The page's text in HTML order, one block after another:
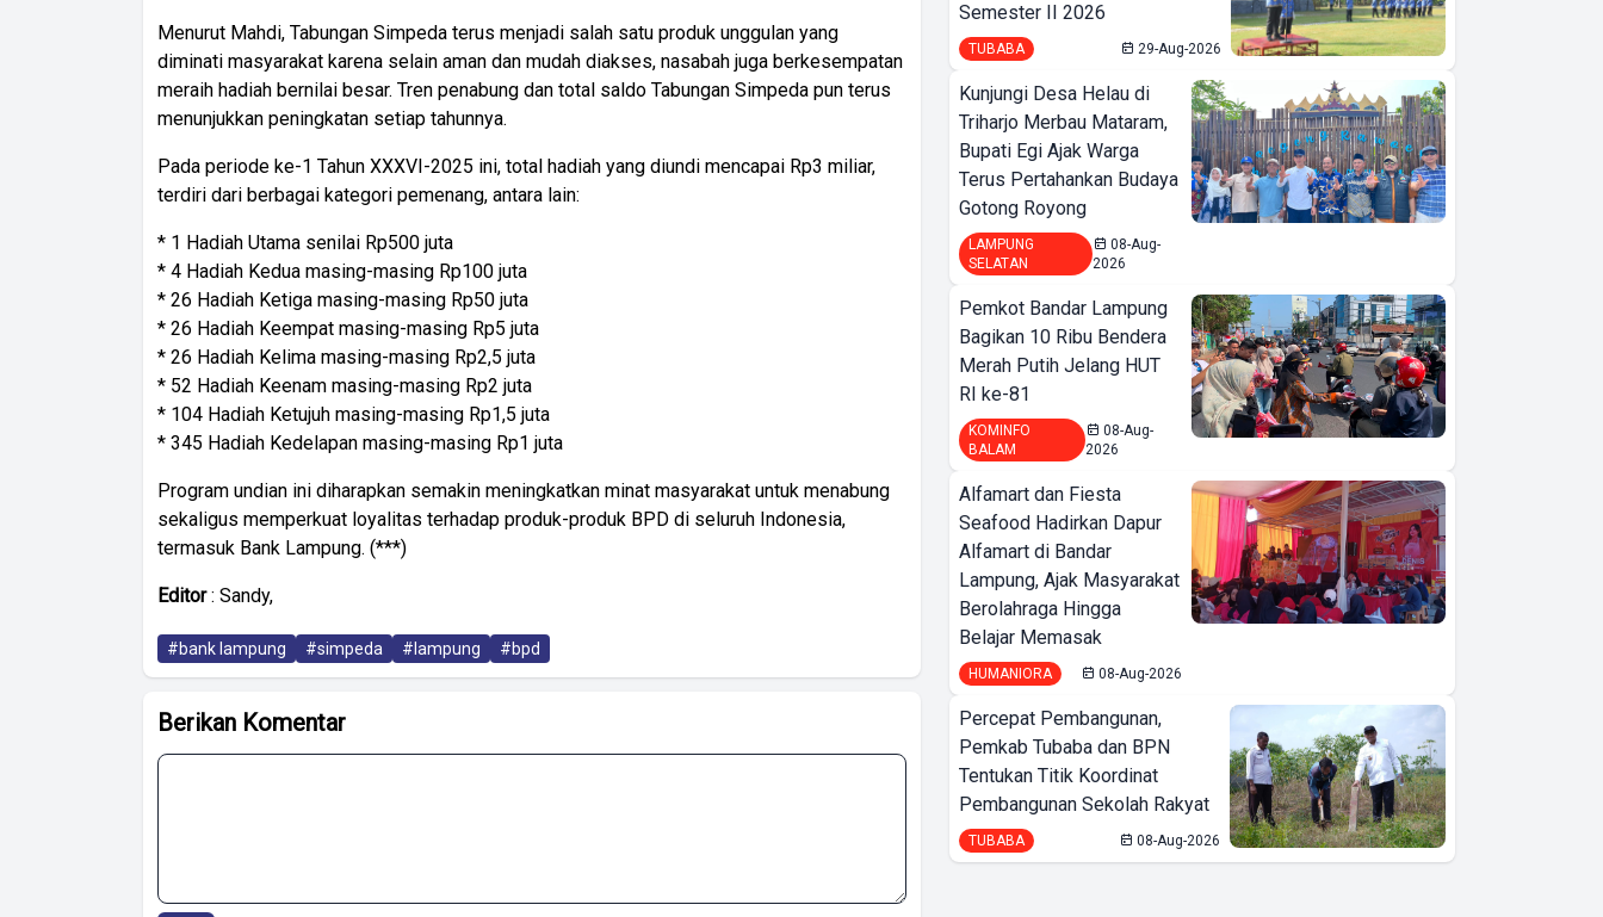
Menurut Mahdi, Tabungan Simpeda terus menjadi salah satu produk unggulan yang
diminati masyarakat karena selain aman dan mudah diakses, nasabah juga berkesempatan
meraih hadiah bernilai besar. Tren penabung dan total saldo Tabungan Simpeda pun terus
menunjukkan peningkatan setiap tahunnya.
Pada periode ke-1 Tahun XXXVI-2025 ini, total hadiah yang diundi mencapai Rp3 miliar,
terdiri dari berbagai kategori pemenang, antara lain:
* 1 Hadiah Utama senilai Rp500 juta
* 4 Hadiah Kedua masing-masing Rp100 juta
* 26 Hadiah Ketiga masing-masing Rp50 juta
* 26 Hadiah Keempat masing-masing Rp5 juta
* 26 Hadiah Kelima masing-masing Rp2,5 juta
* 52 Hadiah Keenam masing-masing Rp2 juta
* 104 Hadiah Ketujuh masing-masing Rp1,5 juta
* 345 Hadiah Kedelapan masing-masing Rp1 juta
Program undian ini diharapkan semakin meningkatkan minat masyarakat untuk menabung
sekaligus memperkuat loyalitas terhadap produk-produk BPD di seluruh Indonesia,
termasuk Bank Lampung. (***)
Editor: Sandy,
#bank lampung #simpeda #lampung #bpd
Berikan Komentar
Semester II 2026
TUBABA 29-Aug-2026
Kunjungi Desa Helau di
Triharjo Merbau Mataram,
Bupati Egi Ajak Warga
Terus Pertahankan Budaya
Gotong Royong
LAMPUNG
SELATAN
08-Aug-
2026
Pemkot Bandar Lampung
Bagikan 10 Ribu Bendera
Merah Putih Jelang HUT
RI ke-81
KOMINFO
BALAM
08-Aug-
2026
Alfamart dan Fiesta
Seafood Hadirkan Dapur
Alfamart di Bandar
Lampung, Ajak Masyarakat
Berolahraga Hingga
Belajar Memasak
HUMANIORA 08-Aug-2026
Percepat Pembangunan,
Pemkab Tubaba dan BPN
Tentukan Titik Koordinat
Pembangunan Sekolah Rakyat
TUBABA 08-Aug-2026